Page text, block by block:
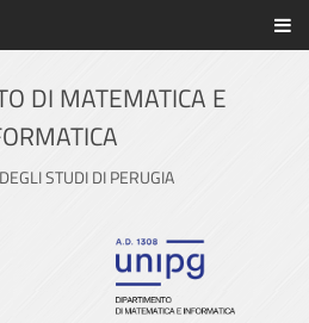
web di Ateneo
DI MATEMATICA E
STUDI DI PERUGIA